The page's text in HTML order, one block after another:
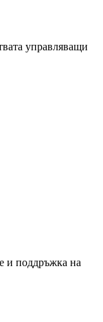
управляващи
и поддръжка на